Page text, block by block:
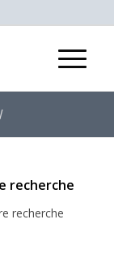
recherche
recherche